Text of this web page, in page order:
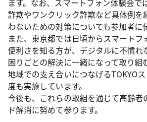
ます。なお、スマートフォン体験会で
詐欺やワンクリック詐欺など具体例を
わないための対策についても参加者に
また、東京都では日頃からスマートフ
便利さを知る方が、デジタルに不慣れ
困りごとの解決に一緒になって取り組
地域での支え合いにつなげるTOKYO
度も実施しています。
今後も、これらの取組を通じて高齢者
ド解消に努めて参ります。